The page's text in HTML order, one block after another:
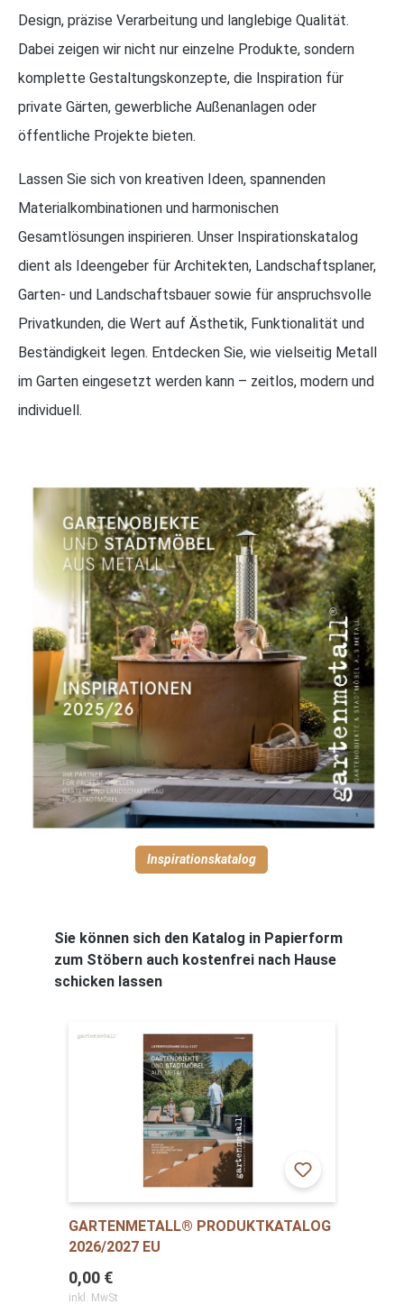
Design, präzise Verarbeitung und langlebige Qualität.
Dabei zeigen wir nicht nur einzelne Produkte, sondern
komplette Gestaltungskonzepte, die Inspiration für
private Gärten, gewerbliche Außenanlagen oder
öffentliche Projekte bieten.
Lassen Sie sich von kreativen Ideen, spannenden
Materialkombinationen und harmonischen
Gesamtlösungen inspirieren. Unser Inspirationskatalog
dient als Ideengeber für Architekten, Landschaftsplaner,
Garten- und Landschaftsbauer sowie für anspruchsvolle
Privatkunden, die Wert auf Ästhetik, Funktionalität und
Beständigkeit legen. Entdecken Sie, wie vielseitig Metall
im Garten eingesetzt werden kann – zeitlos, modern und
individuell.
Inspirationskatalog
Sie können sich den Katalog in Papierform
zum Stöbern auch kostenfrei nach Hause
schicken lassen
GARTENMETALL® PRODUKTKATALOG
2026/2027 EU
0,00 €
inkl. MwSt